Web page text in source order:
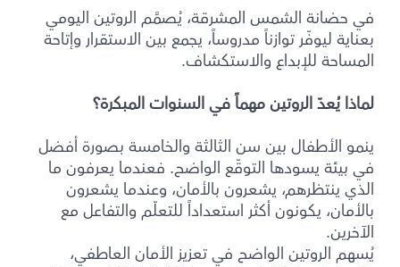
في حضانة الشمس المشرقة، يُصمَّم الروتين اليومي
بعناية ليوفّر توازناً مدروساً، يجمع بين الاستقرار وإتاحة
المساحة للإبداع والاستكشاف.
لماذا يُعدّ الروتين مهماً في السنوات المبكرة؟
ينمو الأطفال بين سن الثالثة والخامسة بصورة أفضل
في بيئة يسودها التوقّع الواضح. فعندما يعرفون ما
الذي ينتظرهم، يشعرون بالأمان، وعندما يشعرون
بالأمان، يكونون أكثر استعداداً للتعلّم والتفاعل مع
الآخرين.
يُسهم الروتين الواضح في تعزيز الأمان العاطفي،